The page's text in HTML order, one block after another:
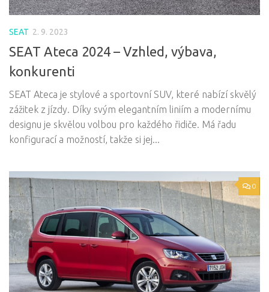
SEAT 2. 9. 2023
SEAT Ateca 2024 – Vzhled, výbava,
konkurenti
SEAT Ateca je stylové a sportovní SUV, které nabízí skvělý
zážitek z jízdy. Díky svým elegantním liniím a modernímu
designu je skvělou volbou pro každého řidiče. Má řadu
konfigurací a možností, takže si jej...
0